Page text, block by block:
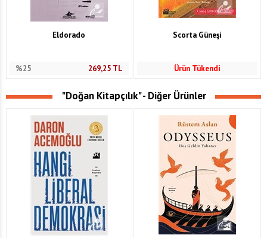
Eldorado
%25 269,25TL
Scorta Güneşi
Ürün Tükendi
"Doğan Kitapçılık" - Diğer Ürünler